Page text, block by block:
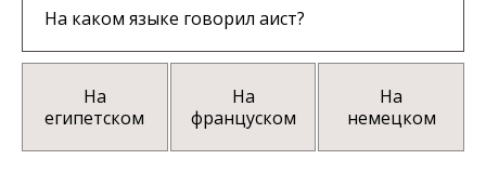
На каком языке говорил аист?
На
египетском
На
француском
На
немецком